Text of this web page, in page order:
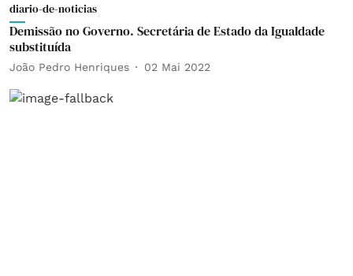
diario-de-noticias
Demissão no Governo. Secretária de Estado da Igualdade
substituída
João Pedro Henriques 02 Mai 2022